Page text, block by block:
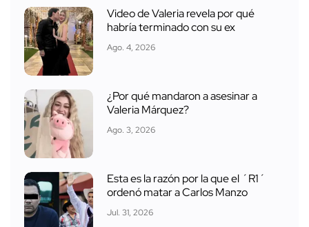
Video de Valeria revela por qué
habría terminado con su ex
Ago. 4, 2026
¿Por qué mandaron a asesinar a
Valeria Márquez?
Ago. 3, 2026
Esta es la razón por la que el ´R1´
ordenó matar a Carlos Manzo
Jul. 31, 2026